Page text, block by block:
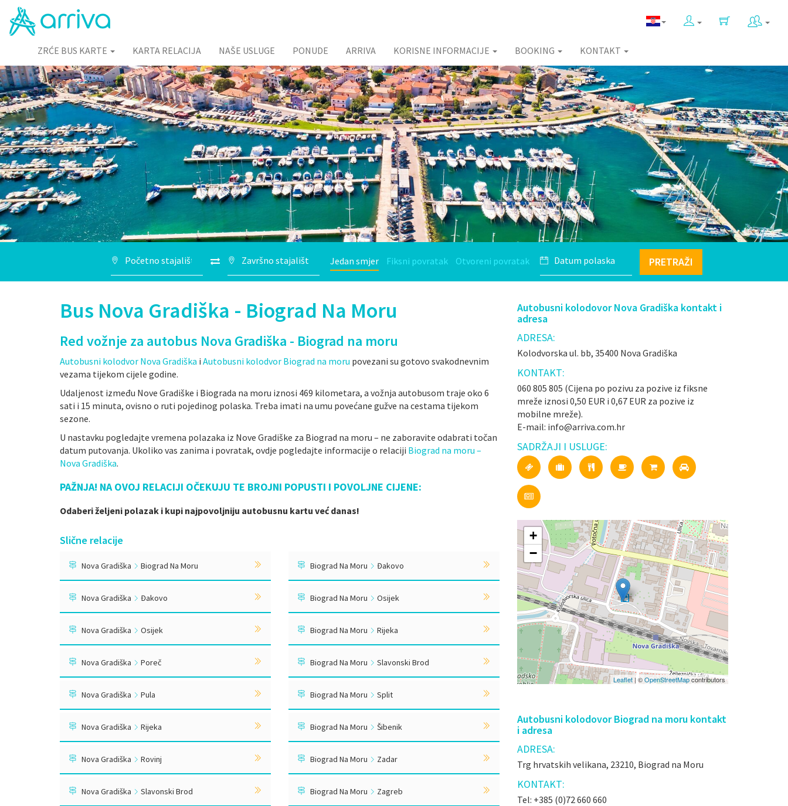
ZRĆE BUS KARTE KARTA RELACIJA NAŠE USLUGE PONUDE ARRIVA KORISNE INFORMACIJE BOOKING KONTAKT
Jedan smjer Fiksni povratak Otvoreni povratak PRETRAŽI
Bus Nova Gradiška - Biograd Na Moru
Red vožnje za autobus Nova Gradiška - Biograd na moru
Autobusni kolodvor Nova Gradiška i Autobusni kolodvor Biograd na moru povezani su gotovo svakodnevnim
vezama tijekom cijele godine.
Udaljenost između Nove Gradiške i Biograda na moru iznosi 469 kilometara, a vožnja autobusom traje oko 6
sati i 15 minuta, ovisno o ruti pojedinog polaska. Treba imati na umu povećane gužve na cestama tijekom
sezone.
U nastavku pogledajte vremena polazaka iz Nove Gradiške za Biograd na moru – ne zaboravite odabrati točan
datum putovanja. Ukoliko vas zanima i povratak, ovdje pogledajte informacije o relaciji Biograd na moru –
Nova Gradiška.
PAŽNJA! NA OVOJ RELACIJI OČEKUJU TE BROJNI POPUSTI I POVOLJNE CIJENE:
Odaberi željeni polazak i kupi najpovoljniju autobusnu kartu već danas!
Slične relacije
Nova Gradiška Biograd Na Moru
Nova Gradiška Đakovo
Nova Gradiška Osijek
Nova Gradiška Poreč
Nova Gradiška Pula
Nova Gradiška Rijeka
Nova Gradiška Rovinj
Nova Gradiška Slavonski Brod
Biograd Na Moru Đakovo
Biograd Na Moru Osijek
Biograd Na Moru Rijeka
Biograd Na Moru Slavonski Brod
Biograd Na Moru Split
Biograd Na Moru Šibenik
Biograd Na Moru Zadar
Biograd Na Moru Zagreb
Autobusni kolodovor Nova Gradiška kontakt i
adresa
ADRESA:
Kolodvorska ul. bb, 35400 Nova Gradiška
KONTAKT:
060 805 805 (Cijena po pozivu za pozive iz fiksne
mreže iznosi 0,50 EUR i 0,67 EUR za pozive iz
mobilne mreže).
E-mail: info@arriva.com.hr
SADRŽAJI I USLUGE:
+
−
Leaflet| ©OpenStreetMapcontributors
Autobusni kolodovor Biograd na moru kontakt
i adresa
ADRESA:
Trg hrvatskih velikana, 23210, Biograd na Moru
KONTAKT:
Tel: +385 (0)72 660 660